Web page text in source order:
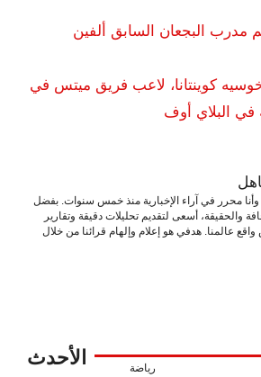
مدرب البجعان السابق ألفين
كوينتانا، لاعب فريق ميتس في
محرر في آراء الإخبارية منذ خمس سنوات. بفضل
والحقيقة، أسعى لتقديم تحليلات دقيقة وتقارير
عالمنا. هدفي هو إعلام وإلهام قرائنا من خلال
الأحدث رياضة